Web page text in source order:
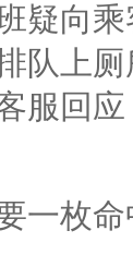
疑向
队上
服回
一枚